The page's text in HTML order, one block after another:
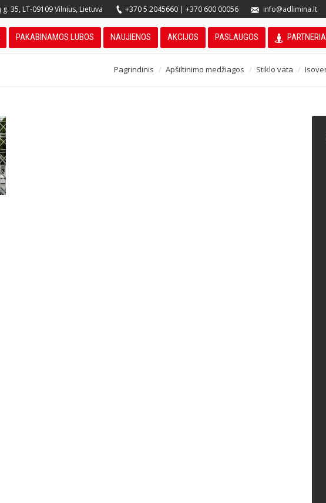
g. 35, LT-09109 Vilnius, Lietuva +370 5 2045660 | +370 600 00056 info@adlimina.lt
PAKABINAMOS LUBOS NAUJIENOS AKCIJOS PASLAUGOS
Pagrindinis Apšiltinimo medžiagos Stiklo vata